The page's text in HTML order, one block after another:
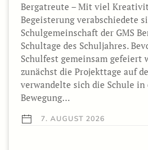
Bergatreute – Mit viel
Begeisterung verabschiedete
Schulgemeinschaft der GMS
Schultage des Schuljahres.
Schulfest gemeinsam gefeiert
zunächst die Projekttage auf
verwandelte sich die Schule
Bewegung…
7. AUGUST 2026